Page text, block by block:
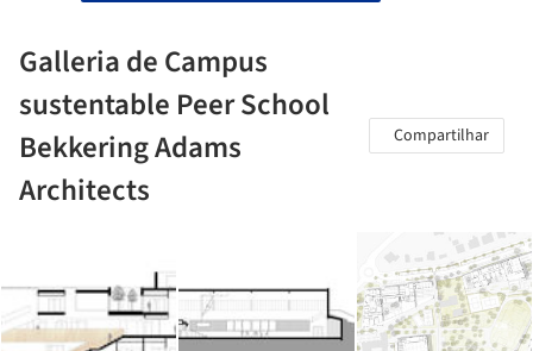
Galleria de Campus
sustentable Peer School
Bekkering Adams
Architects
Compartilhar